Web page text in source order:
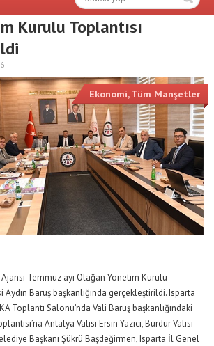
Kurulu Toplantısı
Ekonomi,Tüm Manşetler
Temmuz ayı Olağan Yönetim Kurulu
Aydın Baruş başkanlığında gerçekleştirildi. Isparta
Toplantı Salonu’nda Vali Baruş başkanlığındaki
Antalya Valisi Ersin Yazıcı, Burdur Valisi
Başkanı Şükrü Başdeğirmen, Isparta İl Genel